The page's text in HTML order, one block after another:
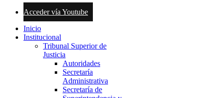
Acceder vía Youtube
Inicio
Institucional
Tribunal Superior de
Justicia
Autoridades
Secretaría
Administrativa
Secretaría de